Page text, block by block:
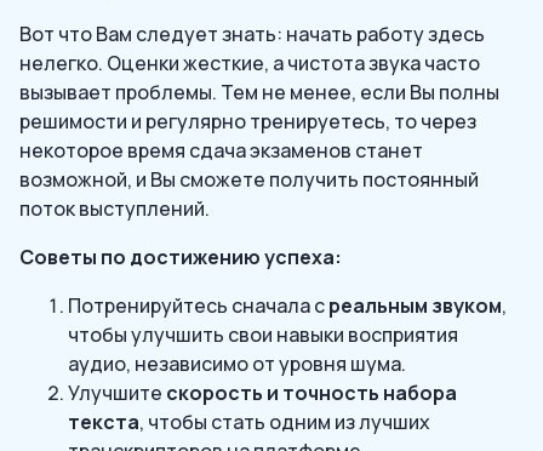
Вот что Вам следует знать: начать работу здесь
нелегко. Оценки жесткие, а чистота звука часто
вызывает проблемы. Тем не менее, если Вы полны
решимости и регулярно тренируетесь, то через
некоторое время сдача экзаменов станет
возможной, и Вы сможете получить постоянный
поток выступлений.
Советы по достижению успеха:
Потренируйтесь сначала среальным звуком,
чтобы улучшить свои навыки восприятия
аудио, независимо от уровня шума.
Улучшите скорость и точность набора
текста, чтобы стать одним из лучших